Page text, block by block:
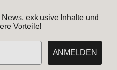
exklusive Inhalte und
Vorteile!
ANMELDEN